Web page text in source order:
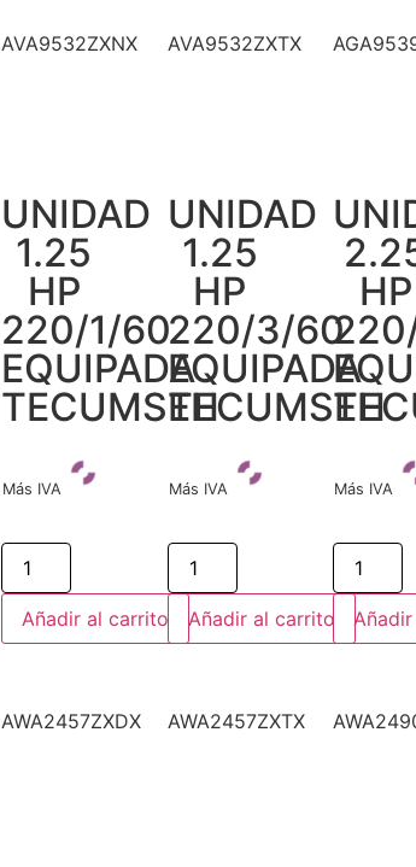
AVA9532ZXNX AVA9532ZXTX
UNIDAD
1.25
HP
220/1/60
EQUIPADA
TECUMSEH
Más IVA
Añadir al carrito
AWA2457ZXDX
UNIDAD
1.25
HP
220/3/60
EQUIPADA
TECUMSEH
Más IVA
Añadir al carrito
AWA2457ZXTX
HP
Más IVA